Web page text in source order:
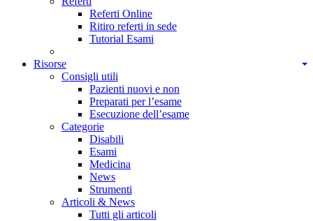
Referti Online
Ritiro referti in sede
Tutorial Esami
Risorse
Consigli utili
Pazienti nuovi e non
Preparati per l’esame
Esecuzione dell’esame
Categorie
Disabili
Esami
Medicina
News
Strumenti
Articoli & News
Tutti gli articoli